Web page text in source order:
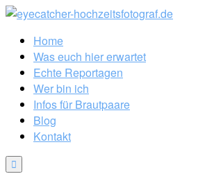
Home
Was euch hier erwartet
Echte Reportagen
Wer bin ich
Infos für Brautpaare
Blog
Kontakt